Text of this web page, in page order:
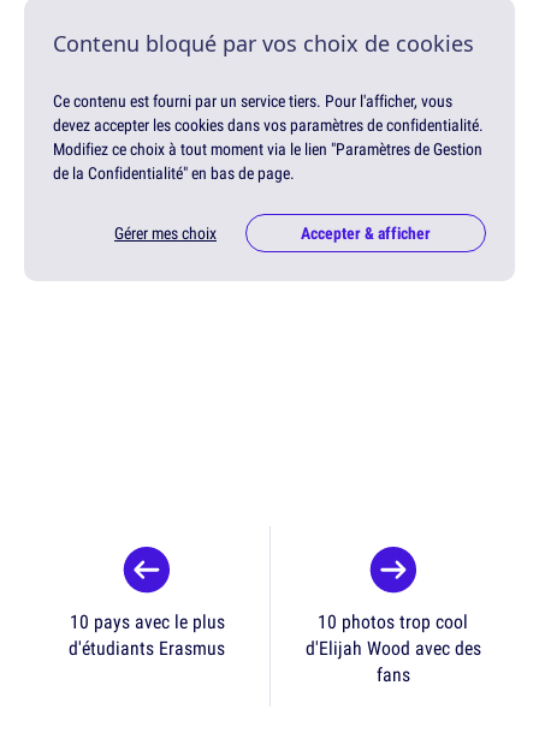
Contenu bloqué par vos choix de cookies
Ce contenu est fourni par un service tiers. Pour l'afficher, vous
devez accepter les cookies dans vos paramètres de confidentialité.
Modifiez ce choix à tout moment via le lien "Paramètres de Gestion
de la Confidentialité" en bas de page.
Gérer mes choix Accepter & afficher
10 pays avec le plus
d'étudiants Erasmus
10 photos trop cool
d'Elijah Wood avec des
fans